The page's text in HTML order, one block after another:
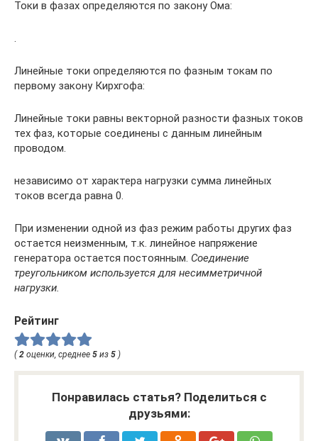
Токи в фазах определяются по закону Ома:
.
Линейные токи определяются по фазным токам по
первому закону Кирхгофа:
Линейные токи равны векторной разности фазных токов
тех фаз, которые соединены с данным линейным
проводом.
независимо от характера нагрузки сумма линейных
токов всегда равна 0.
При изменении одной из фаз режим работы других фаз
остается неизменным, т.к. линейное напряжение
генератора остается постоянным. Соединение
треугольником используется для несимметричной
нагрузки.
Рейтинг
(2 оценки, среднее 5 из 5 )
Понравилась статья? Поделиться с
друзьями: